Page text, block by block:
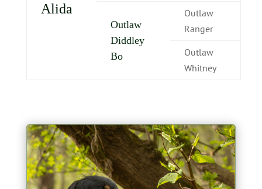
Alida
Outlaw
Diddley
Bo
Outlaw
Ranger
Outlaw
Whitney